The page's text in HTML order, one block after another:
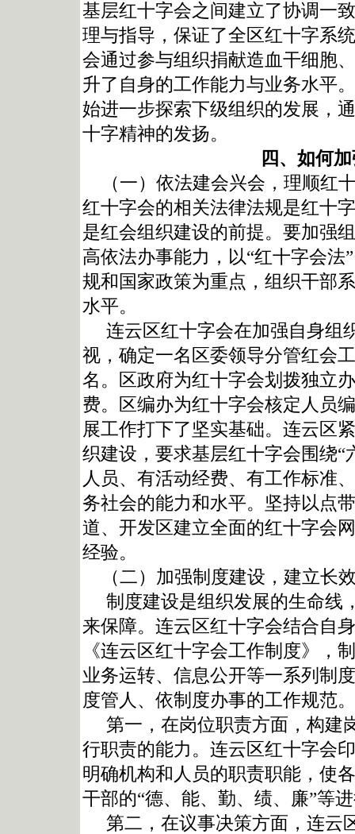
基层红十字会之间建立了协调一
理与指导，保证了全区红十字系
会通过参与组织捐献造血干细胞
升了自身的工作能力与业务水平
始进一步探索下级组织的发展，
十字精神的发扬。
四、如何
（一）依法建会兴会，理顺红
红十字会的相关法律法规是红十
是红会组织建设的前提。要加强
高依法办事能力，以“红十字会法
规和国家政策为重点，组织干部
水平。
连云区红十字会在加强自身组
视，确定一名区委领导分管红会
名。区政府为红十字会划拨独立
费。区编办为红十字会核定人员
展工作打下了坚实基础。连云区
织建设，要求基层红十字会围绕
人员、有活动经费、有工作标准
务社会的能力和水平。坚持以点
道、开发区建立全面的红十字会
经验。
（二）加强制度建设，建立长
制度建设是组织发展的生命线
来保障。连云区红十字会结合自
《连云区红十字会工作制度》，
业务运转、信息公开等一系列制
度管人、依制度办事的工作规范。
第一，在岗位职责方面，构建
行职责的能力。连云区红十字会
明确机构和人员的职责职能，使
干部的“德、能、勤、绩、廉”等
第二，在议事决策方面，连云